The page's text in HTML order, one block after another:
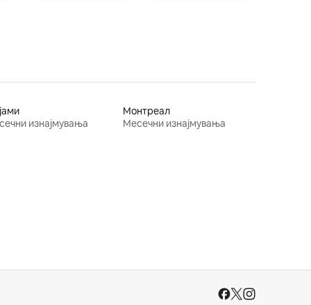
изнајмувања
Монтреал
Месечни изнајмувања